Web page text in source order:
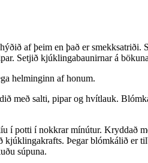
af þeim en það er
Setjið kjúklingabaunirnar á
helminginn af honum.
með salti, pipar og hvítlauk.
potti í nokkrar mínútur. Kryddað
Þegar blómkálið er
súpuna.